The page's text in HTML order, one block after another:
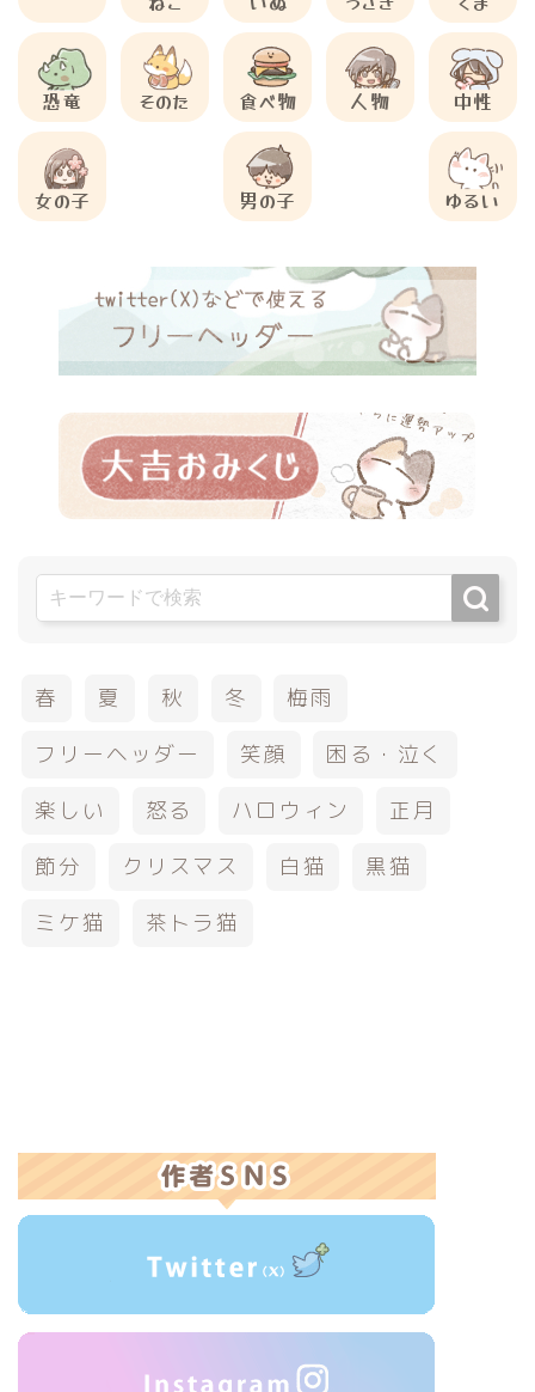
恐竜 そのた 食べ物 人物 中性
女の子 男の子 ゆるい
春 夏 秋 冬
梅雨
フリーヘッダー
笑顔
困る・泣く
楽しい
怒る ハロウィン
正月
節分
クリスマス 白猫
黒猫
ミケ猫
茶トラ猫